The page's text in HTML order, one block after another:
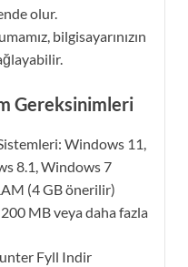
olur.
bilgisayarınızın
Gereksinimleri
Windows 11,
8.1, Windows 7
(4 GB önerilir)
MB veya daha fazla